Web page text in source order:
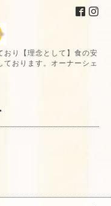
おり【理念として】食の安
ております。オーナーシェ